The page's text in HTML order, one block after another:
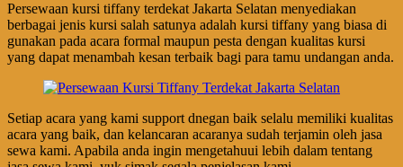
Persewaan kursi tiffany terdekat Jakarta Selatan menyediakan
berbagai jenis kursi salah satunya adalah kursi tiffany yang biasa di
gunakan pada acara formal maupun pesta dengan kualitas kursi
yang dapat menambah kesan terbaik bagi para tamu undangan anda.
Setiap acara yang kami support dnegan baik selalu memiliki kualitas
acara yang baik, dan kelancaran acaranya sudah terjamin oleh jasa
sewa kami. Apabila anda ingin mengetahuui lebih dalam tentang